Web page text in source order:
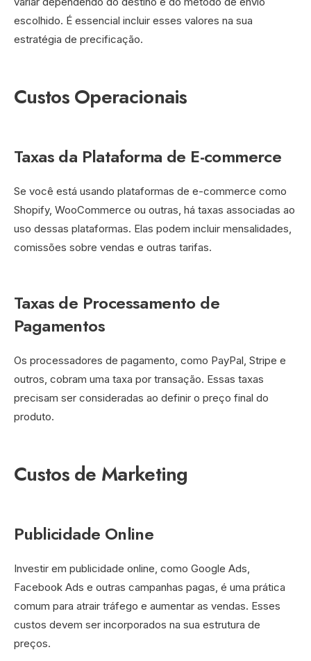
escolhido. É essencial incluir esses valores na sua
estratégia de precificação.
Custos Operacionais
Taxas da Plataforma de E-commerce
Se você está usando plataformas de e-commerce como
Shopify, WooCommerce ou outras, há taxas associadas ao
uso dessas plataformas. Elas podem incluir mensalidades,
comissões sobre vendas e outras tarifas.
Taxas de Processamento de
Pagamentos
Os processadores de pagamento, como PayPal, Stripe e
outros, cobram uma taxa por transação. Essas taxas
precisam ser consideradas ao definir o preço final do
produto.
Custos de Marketing
Publicidade Online
Investir em publicidade online, como Google Ads,
Facebook Ads e outras campanhas pagas, é uma prática
comum para atrair tráfego e aumentar as vendas. Esses
custos devem ser incorporados na sua estrutura de
preços.